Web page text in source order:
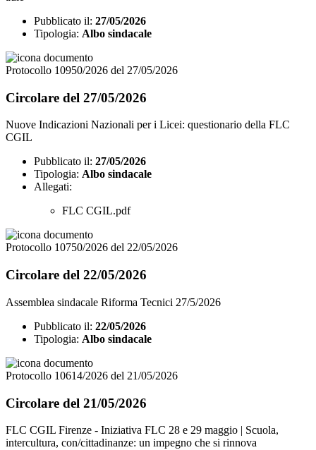
Pubblicato il: 27/05/2026
Tipologia: Albo sindacale
Protocollo 10950/2026 del 27/05/2026
Circolare del 27/05/2026
Nuove Indicazioni Nazionali per i Licei: questionario della FLC
CGIL
Pubblicato il: 27/05/2026
Tipologia: Albo sindacale
Allegati:
FLC CGIL.pdf
Protocollo 10750/2026 del 22/05/2026
Circolare del 22/05/2026
Assemblea sindacale Riforma Tecnici 27/5/2026
Pubblicato il: 22/05/2026
Tipologia: Albo sindacale
Protocollo 10614/2026 del 21/05/2026
Circolare del 21/05/2026
FLC CGIL Firenze - Iniziativa FLC 28 e 29 maggio | Scuola,
intercultura, con/cittadinanze: un impegno che si rinnova